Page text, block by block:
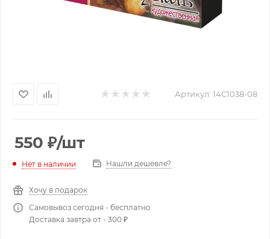
Артикул: 14С1038-08
550 ₽/шт
Нет в наличии Нашли дешевле?
Хочу в подарок
Самовывоз сегодня - бесплатно
Доставка завтра от - 300 ₽